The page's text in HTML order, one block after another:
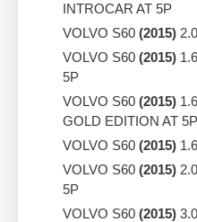
INTROCAR AT 5P
VOLVO S60 (2015)
VOLVO S60 (2015)
5P
VOLVO S60 (2015)
GOLD EDITION AT 5P
VOLVO S60 (2015)
VOLVO S60 (2015)
5P
VOLVO S60 (2015)